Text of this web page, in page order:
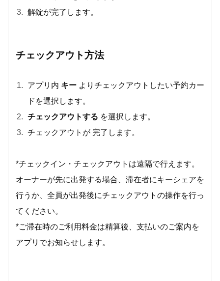
解錠が完了します。
チェックアウト方法
アプリ内 キー よりチェックアウトしたい予約カー
ドを選択します。
チェックアウトする を選択します。
チェックアウトが 完了します。
*チェックイン・チェックアウトは遠隔で行えます。
オーナーが先に出発する場合、滞在者にキーシェアを
行うか、全員が出発後にチェックアウトの操作を行っ
てください。
*ご滞在時のご利用料金は精算後、支払いのご案内を
アプリでお知らせします。